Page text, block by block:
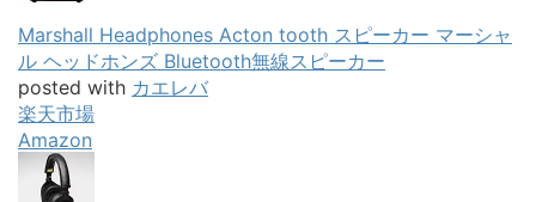
Marshall Headphones Acton tooth スピーカー マーシャ
ル ヘッドホンズ Bluetooth無線スピーカー
posted with カエレバ
楽天市場
Amazon